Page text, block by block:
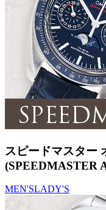
スピードマスター
(SPEEDMASTER
MEN'SLADY'S